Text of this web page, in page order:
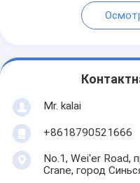
Mr. kalai
+8618790521666
No.1, Wei'er Road,
Crane, город